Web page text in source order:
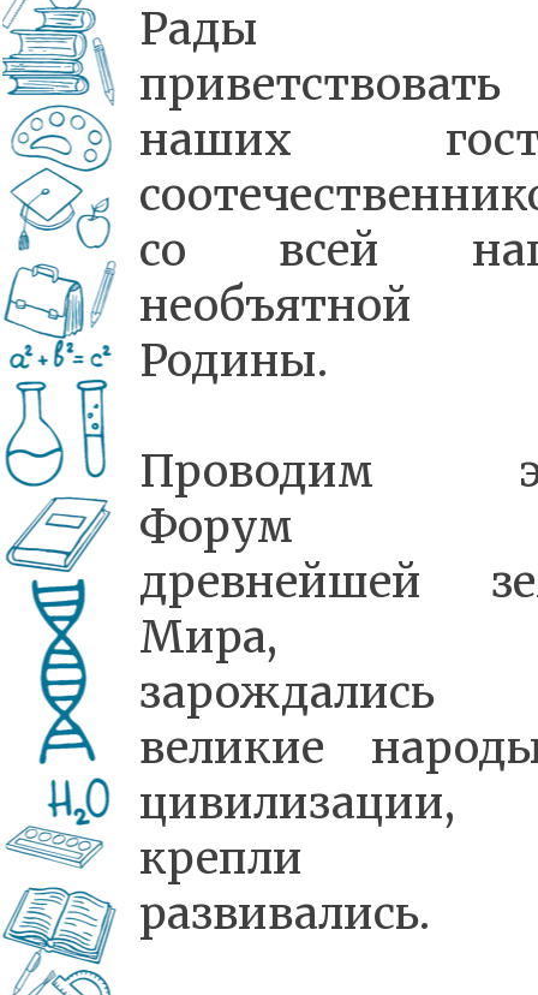
Рады
приветствовать
наших
со всей
необъятной
Родины.
Проводим
Форум
древнейшей
Мира,
зарождались
великие
цивилизации,
крепли
развивались.